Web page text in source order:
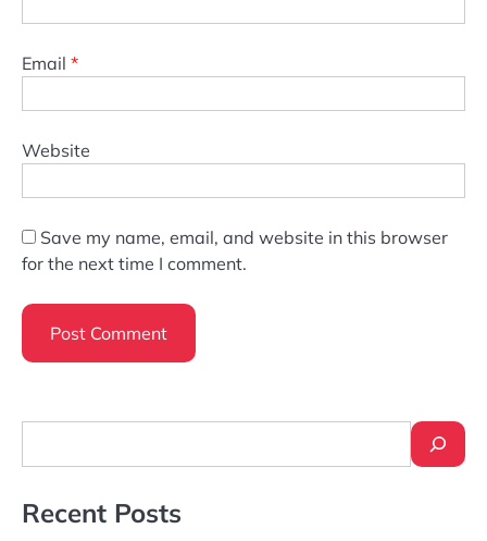
Email *
Website
Save my name, email, and website in this browser
for the next time I comment.
Recent Posts